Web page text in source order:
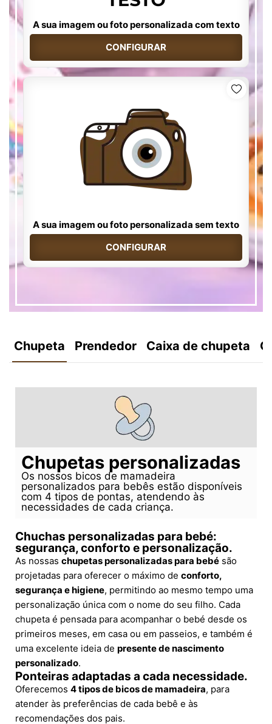
A sua imagem ou foto personalizada com texto
CONFIGURAR
A sua imagem ou foto personalizada sem texto
CONFIGURAR
Chupeta Prendedor Caixa de chupeta
Chupetas personalizadas
Os nossos bicos de mamadeira
personalizados para bebês estão disponíveis
com 4 tipos de pontas, atendendo às
necessidades de cada criança.
Chuchas personalizadas para bebé:
segurança, conforto e personalização.
As nossas chupetas personalizadas para bebé são
projetadas para oferecer o máximo de conforto,
segurança e higiene, permitindo ao mesmo tempo uma
personalização única com o nome do seu filho. Cada
chupeta é pensada para acompanhar o bebé desde os
primeiros meses, em casa ou em passeios, e também é
uma excelente ideia de presente de nascimento
personalizado.
Ponteiras adaptadas a cada necessidade.
Oferecemos 4 tipos de bicos de mamadeira, para
atender às preferências de cada bebê e às
recomendações dos pais.